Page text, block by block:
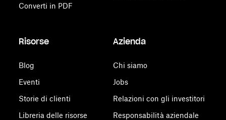
Converti in PDF
Risorse
Blog
Eventi
Storie di clienti
Libreria delle risorse
Azienda
Chi siamo
Jobs
Relazioni con gli investitori
Responsabilità aziendale